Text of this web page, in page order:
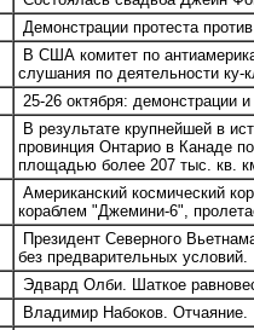
Демонстрации протеста
В США комитет по
слушания по деятельности ку-
25-26 октября: демонстрации
В результате крупнейшей в
провинция Онтарио в Канаде
площадью более 207 тыс. кв.
Американский космический
кораблем "Джемини-6",
Президент Северного
без предварительных условий.
Эдвард Олби. Шаткое
Владимир Набоков. Отчаяние.